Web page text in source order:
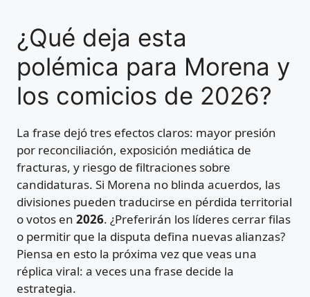
¿Qué deja esta
polémica para Morena y
los comicios de 2026?
La frase dejó tres efectos claros: mayor presión
por reconciliación, exposición mediática de
fracturas, y riesgo de filtraciones sobre
candidaturas. Si Morena no blinda acuerdos, las
divisiones pueden traducirse en pérdida territorial
o votos en 2026. ¿Preferirán los líderes cerrar filas
o permitir que la disputa defina nuevas alianzas?
Piensa en esto la próxima vez que veas una
réplica viral: a veces una frase decide la
estrategia.